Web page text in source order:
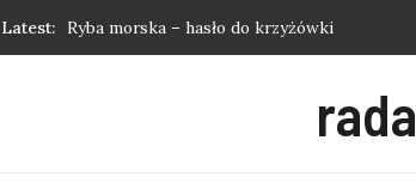
Latest: Ryba morska – hasło do krzyżówki
Najnowsze wiadomości Białystok – Czwartek
Najnowsze wiadomości Bielsko-Biała –